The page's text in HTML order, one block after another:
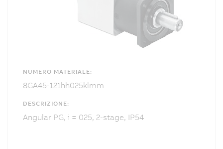
NUMERO MATERIALE:
8GA45-121hh025klmm
DESCRIZIONE:
Angular PG, i = 025, 2-stage, IP54